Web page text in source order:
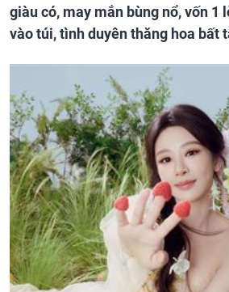
giàu có, may mắn bùng nổ, vốn 1
vào túi, tình duyên thăng hoa bất